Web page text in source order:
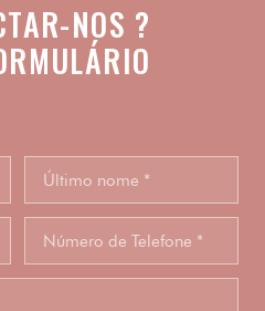
NOS ?